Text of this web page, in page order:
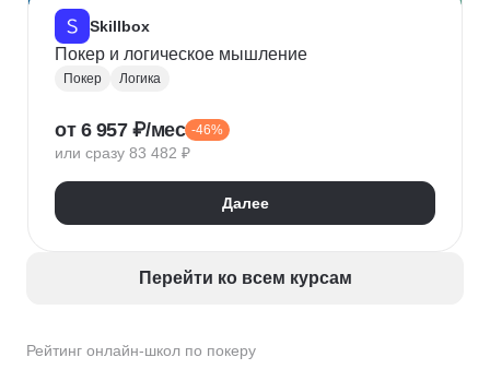
Рейтинг онлайн-школ по покеру
Skillbox
Покер и логическое мышление
Покер Логика
от 6 957 ₽/мес -46%
или сразу 83 482 ₽
Далее
Перейти ко всем курсам